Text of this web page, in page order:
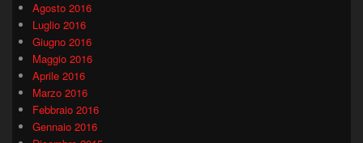
Agosto 2016
Luglio 2016
Giugno 2016
Maggio 2016
Aprile 2016
Marzo 2016
Febbraio 2016
Gennaio 2016